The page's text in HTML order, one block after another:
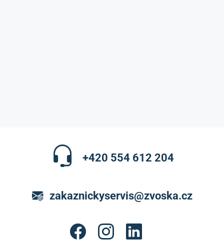
+420 554 612 204
zakaznickyservis@zvoska.cz